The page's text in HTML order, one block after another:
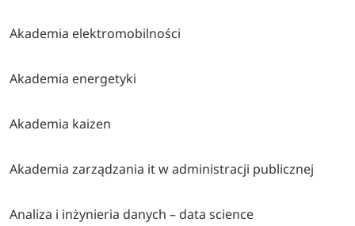
Akademia elektromobilności
Akademia energetyki
Akademia kaizen
Akademia zarządzania it w administracji publicznej
Analiza i inżynieria danych – data science